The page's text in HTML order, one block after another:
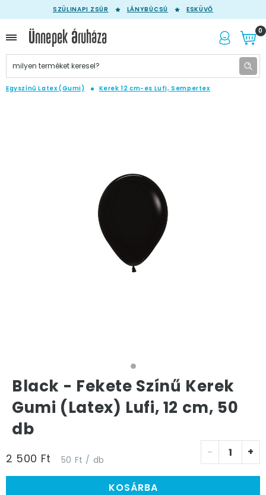
SZÜLINAPI ZSÚR LÁNYBÚCSÚ ESKÜVŐ
0
Egyszínű Latex (Gumi) Kerek 12 cm-es Lufi, Sempertex
Black - Fekete Színű Kerek
Gumi (Latex) Lufi, 12 cm, 50
db
2 500 Ft 50 Ft / db
- +
KOSÁRBA